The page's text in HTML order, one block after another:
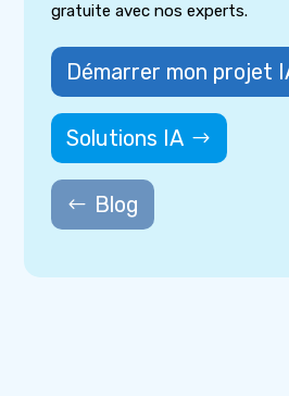
gratuite avec nos experts.
Démarrer mon projet
Solutions IA
Blog